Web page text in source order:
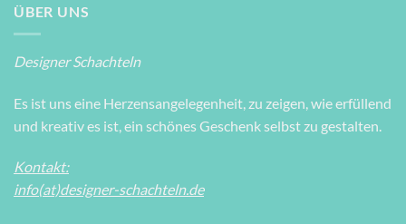
ÜBER UNS
Designer Schachteln
Es ist uns eine Herzensangelegenheit, zu zeigen, wie erfüllend
und kreativ es ist, ein schönes Geschenk selbst zu gestalten.
Kontakt:
info(at)designer-schachteln.de